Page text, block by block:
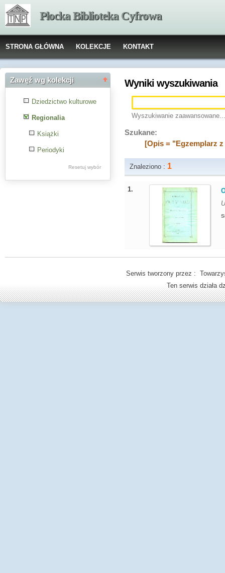
Płocka Biblioteka Cyfrowa
STRONA GŁÓWNA KOLEKCJE KONTAKT
Zawęź wg kolekcji
Dziedzictwo kulturowe
Regionalia
Książki
Periodyki
Resetuj wybór
Wyniki wyszukiwania
Wyszukiwanie zaawansowane...
Szukane:
[Opis = "Egzemplarz
Znaleziono : 1
1.
Serwis tworzony przez :
Ten serwis działa